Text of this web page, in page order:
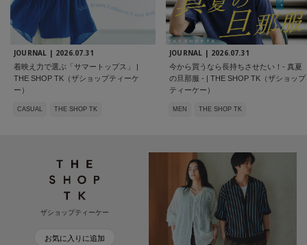
JOURNAL | 2026.07.31
着映え力で選ぶ「サマートップス」 |
THE SHOP TK（ザショップティーケ
ー）
CASUAL THE SHOP TK
JOURNAL | 2026.07.31
今から買うなら長持ちさせたい！- 真夏
の旦那服 - | THE SHOP TK（ザショップ
ティーケー）
MEN THE SHOP TK
ザショップティーケー
お気に入りに追加